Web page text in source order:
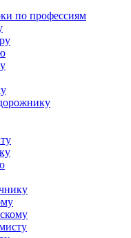
по профессиям